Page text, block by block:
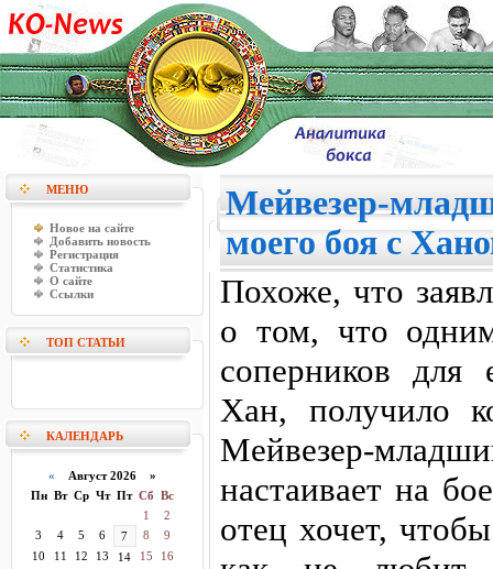
МЕНЮ
Новое на сайте
Добавить новость
Регистрация
Статистика
О сайте
Ссылки
ТОП СТАТЬИ
КАЛЕНДАРЬ
« Август 2026 »
Пн Вт Ср Чт Пт Сб Вс
1
2
3
4 5 6 7 8
9
10
11 12 13 14 15
16
Мейвезер-
моего боя с
Похоже, что
о том, что
соперников для
Хан, получило
Мейвезер-
настаивает на
отец хочет,